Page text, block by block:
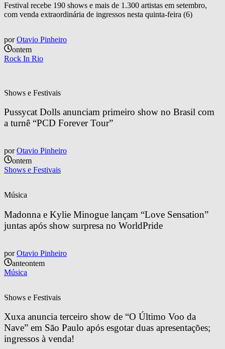
Festival recebe 190 shows e mais de 1.300 artistas em setembro,
com venda extraordinária de ingressos nesta quinta-feira (6)
por Otavio Pinheiro
ontem
Rock In Rio
Shows e Festivais
Pussycat Dolls anunciam primeiro show no Brasil com
a turnê “PCD Forever Tour”
por Otavio Pinheiro
ontem
Shows e Festivais
Música
Madonna e Kylie Minogue lançam “Love Sensation”
juntas após show surpresa no WorldPride
por Otavio Pinheiro
anteontem
Música
Shows e Festivais
Xuxa anuncia terceiro show de “O Último Voo da
Nave” em São Paulo após esgotar duas apresentações;
ingressos à venda!